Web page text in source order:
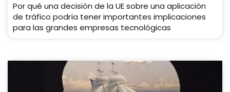
Por qué una decisión de la UE sobre una aplicación
de tráfico podría tener importantes implicaciones
para las grandes empresas tecnológicas